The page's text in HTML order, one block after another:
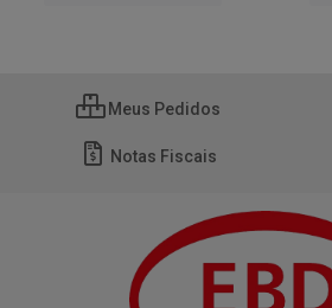
Meus Pedidos
Notas Fiscais